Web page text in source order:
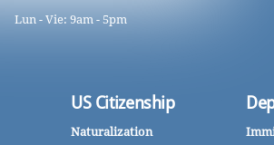
Lun - Vie: 9am - 5pm
US Citizenship
Naturalization